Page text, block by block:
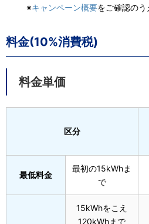
※キャンペーン概要をご確認のう
料金(10%消費税)
料金単価
区分
最低料金
最初の15kWhま
で
15kWhをこえ
120kWhまで